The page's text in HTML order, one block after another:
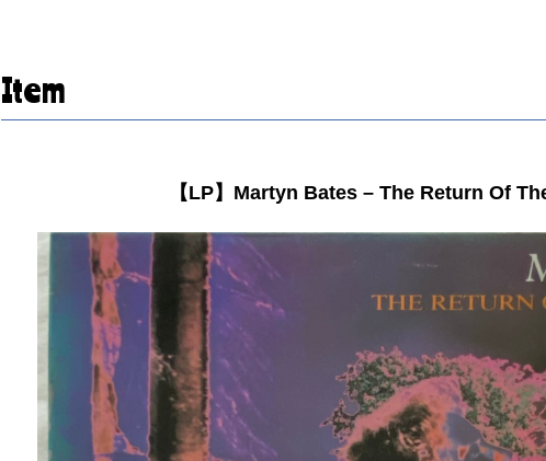
Item
【LP】Martyn Bates – The Return Of